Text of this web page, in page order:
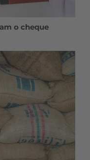
o cheque